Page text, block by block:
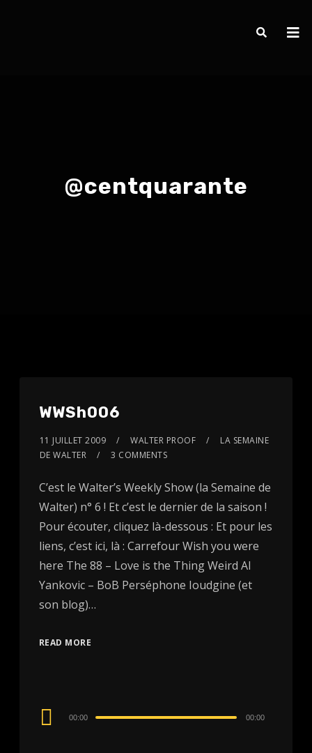
@centquarante
WWSh006
11 JUILLET 2009 WALTER PROOF
LA SEMAINE
DE WALTER
3 COMMENTS
C’est le Walter’s Weekly Show (la Semaine de
Walter) n° 6 ! Et c’est le dernier de la saison !
Pour écouter, cliquez là-dessous : Et pour les
liens, c’est ici, là : Carrefour Wish you were
here The 88 – Love is the Thing Weird Al
Yankovic – BoB Perséphone Ioudgine (et
son blog)…
READ MORE
Audio
00:00 00:00